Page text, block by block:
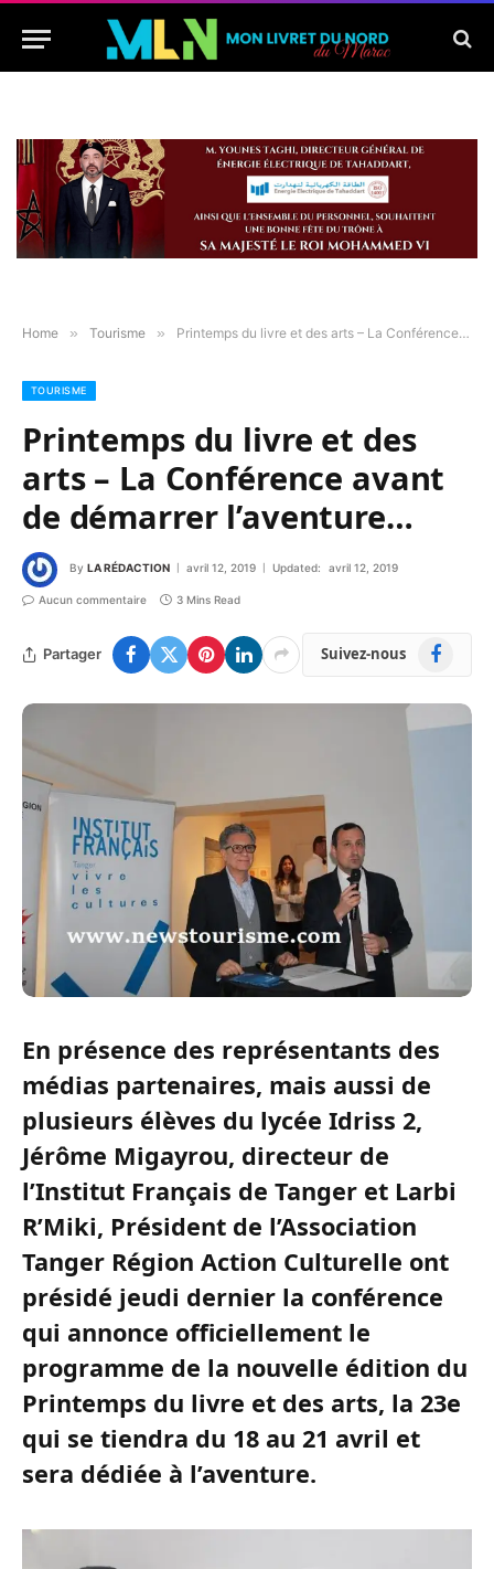
Home » Tourisme » Printemps du livre et des arts – La Conférence avant de démarrer l’aventure…
TOURISME
Printemps du livre et des
arts – La Conférence avant
de démarrer l’aventure…
By LA RÉDACTION avril 12, 2019 Updated: avril 12, 2019
Aucun commentaire 3 Mins Read
Partager Suivez-nous Facebook
En présence des représentants des
médias partenaires, mais aussi de
plusieurs élèves du lycée Idriss 2,
Jérôme Migayrou, directeur de
l’Institut Français de Tanger et Larbi
R’Miki, Président de l’Association
Tanger Région Action Culturelle ont
présidé jeudi dernier la conférence
qui annonce officiellement le
programme de la nouvelle édition du
Printemps du livre et des arts, la 23e
qui se tiendra du 18 au 21 avril et
sera dédiée à l’aventure.